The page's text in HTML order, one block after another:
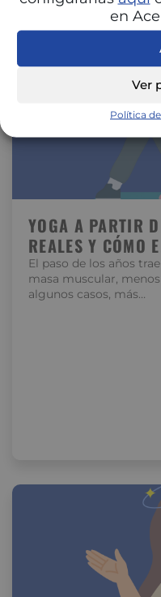
en
Ver
Política
YOGA A PARTIR
REALES Y CÓMO
El paso de los años
masa muscular,
algunos casos, más…